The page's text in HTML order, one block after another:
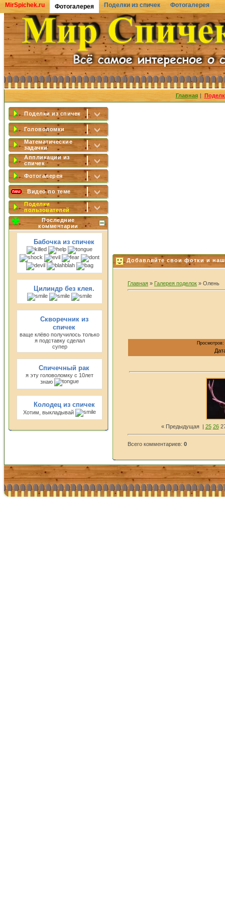
MirSpichek.ru Фотогалерея Поделки из спичек Фотогалерея
Главная |
Поделки из спичек
Головоломки
Математические
задачки
Аппликации из
спичек
Фотогалерея
Видео по теме
Поделки
пользователей
Последние
комментарии
Бабочка из спичек
Цилиндр без клея.
Скворечник из
спичек
ваще клёво получилось только
я подставку сделал
супер
Спичечный рак
я эту головоломку с 10лет
знаю
Колодец из спичек
Хотим, выкладывай
Добавляйте свои фотки и
Главная » Галерея поделок » Олень
« Предыдущая| 25 26
Всего комментариев: 0